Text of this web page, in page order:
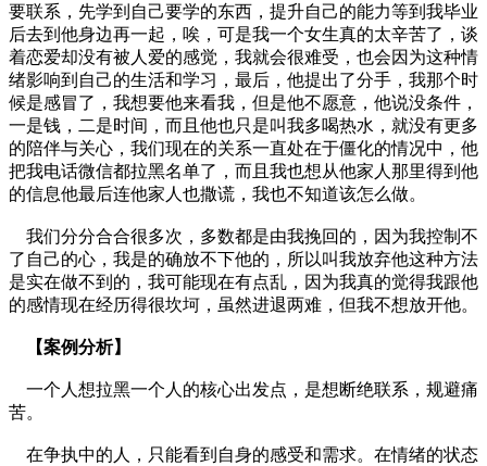
要联系，先学到自己要学的东西，提升自己的能力等到我毕业
后去到他身边再一起，唉，可是我一个女生真的太辛苦了，谈
着恋爱却没有被人爱的感觉，我就会很难受，也会因为这种情
绪影响到自己的生活和学习，最后，他提出了分手，我那个时
候是感冒了，我想要他来看我，但是他不愿意，他说没条件，
一是钱，二是时间，而且他也只是叫我多喝热水，就没有更多
的陪伴与关心，我们现在的关系一直处在于僵化的情况中，他
把我电话微信都拉黑名单了，而且我也想从他家人那里得到他
的信息他最后连他家人也撒谎，我也不知道该怎么做。
我们分分合合很多次，多数都是由我挽回的，因为我控制不
了自己的心，我是的确放不下他的，所以叫我放弃他这种方法
是实在做不到的，我可能现在有点乱，因为我真的觉得我跟他
的感情现在经历得很坎坷，虽然进退两难，但我不想放开他。
【案例分析】
一个人想拉黑一个人的核心出发点，是想断绝联系，规避痛
苦。
在争执中的人，只能看到自身的感受和需求。在情绪的状态